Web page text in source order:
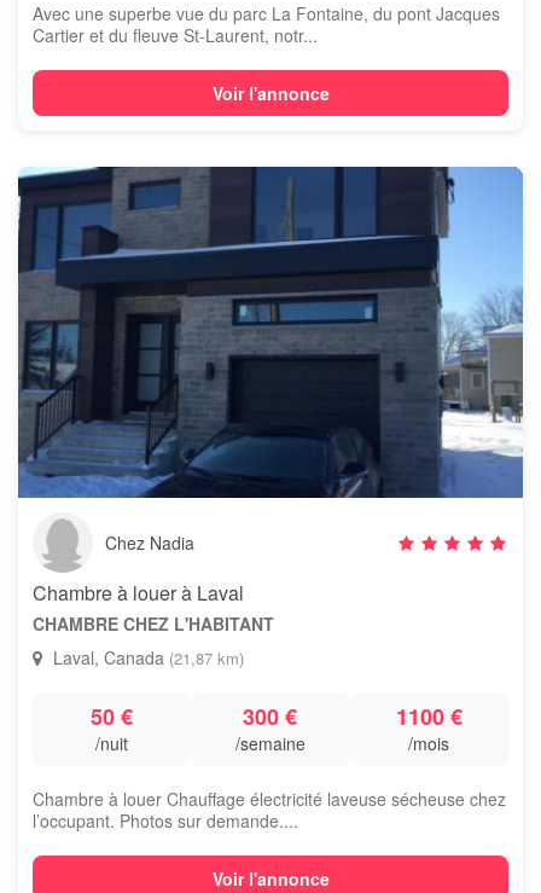
Avec une superbe vue du parc La Fontaine, du pont Jacques
Cartier et du fleuve St-Laurent, notr...
Voir l'annonce
Chez Nadia
Chambre à louer à Laval
CHAMBRE CHEZ L'HABITANT
Laval, Canada (21,87 km)
50 €
/nuit
300 €
/semaine
1100 €
/mois
Chambre à louer Chauffage électricité laveuse sécheuse chez
l’occupant. Photos sur demande....
Voir l'annonce